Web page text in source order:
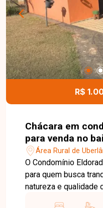
R$
Chácara em
para venda no
Uberlândia-MG
Área Rural de
O Condomínio
para quem busca
natureza e qualidade